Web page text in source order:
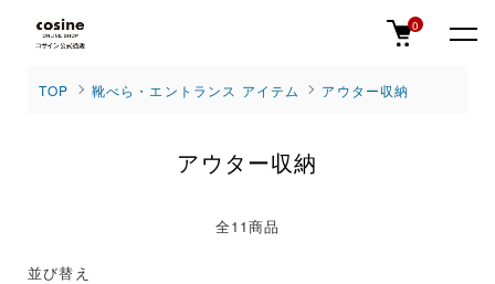
0
TOP 靴べら・エントランス アイテム アウター収納
アウター収納
全11商品
並び替え